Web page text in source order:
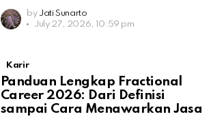
by Jati Sunarto
July 27, 2026, 10:59 pm
Karir
Panduan Lengkap Fractional
Career 2026: Dari Definisi
sampai Cara Menawarkan Jasa